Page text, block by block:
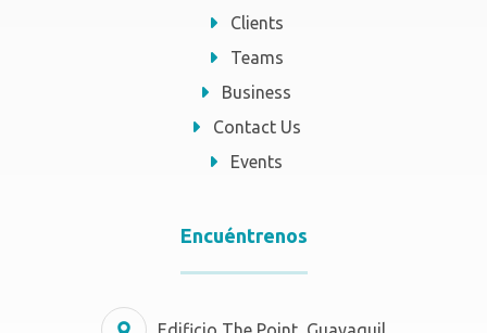
Clients
Teams
Business
Contact Us
Events
Encuéntrenos